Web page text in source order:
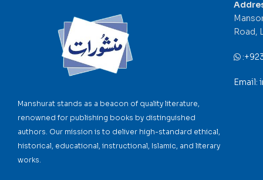
Manshurat stands as a beacon of quality literature,
renowned for publishing books by distinguished
authors. Our mission is to deliver high-standard ethical,
historical, educational, instructional, Islamic, and literary
works.
Road,
:
Email: